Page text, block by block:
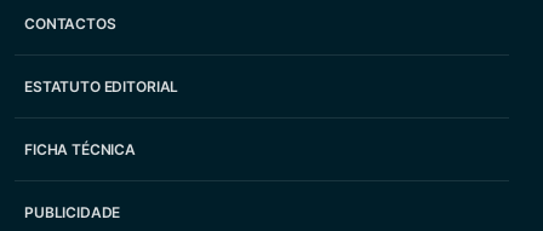
CONTACTOS
ESTATUTO EDITORIAL
FICHA TÉCNICA
PUBLICIDADE